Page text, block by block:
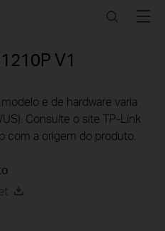
SearchMenu
V1
e de hardware varia
Consulte o site TP-Link
com a origem do produto.